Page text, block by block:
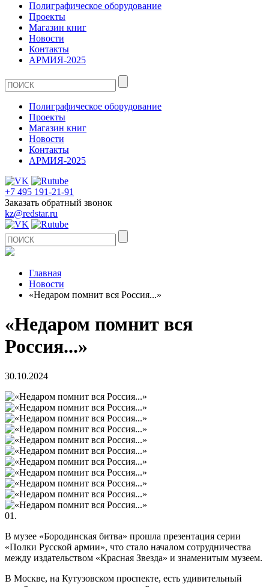
Полиграфическое оборудование
Проекты
Магазин книг
Новости
Контакты
АРМИЯ-2025
Полиграфическое оборудование
Проекты
Магазин книг
Новости
Контакты
АРМИЯ-2025
+7 495 191-21-91
Заказать обратный звонок
kz@redstar.ru
Главная
Новости
«Недаром помнит вся Россия...»
«Недаром помнит вся
Россия...»
30.10.2024
01.
В музее «Бородинская битва» прошла презентация серии
«Полки Русской армии», что стало началом сотрудничества
между издательством «Красная Звезда» и знаменитым музеем.
В Москве, на Кутузовском проспекте, есть удивительный